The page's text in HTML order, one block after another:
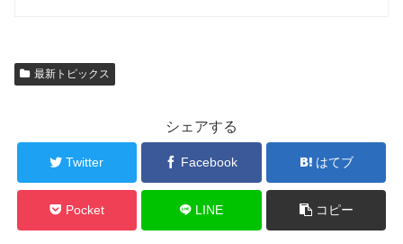
最新トピックス
シェアする
Twitter Facebook はてブ
Pocket LINE コピー